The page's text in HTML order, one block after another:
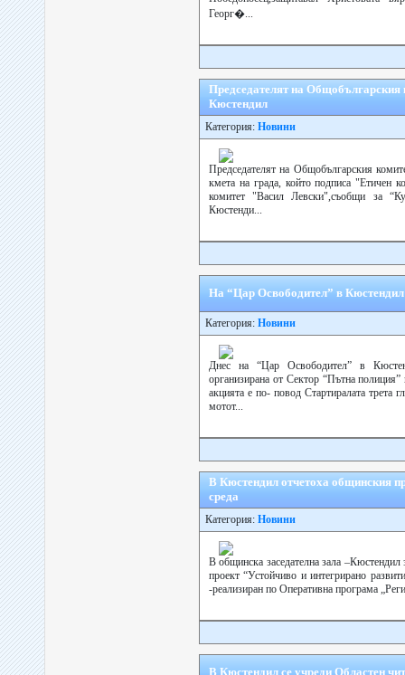
Георг�...
Председателят на Общобългарския
Кюстендил
Категория: Новини
Председателят на Общобългарския
кмета на града, който подписа "Етичен
комитет "Васил Левски",съобщи за
Кюстенди...
На “Цар Освободител” в Кюстендил
Категория: Новини
Днес на “Цар Освободител” в
организирана от Сектор “Пътна
акцията е по- повод Стартиралата трета
мотот...
В Кюстендил отчетоха общинския
среда
Категория: Новини
В общинска заседателна зала
проект “Устойчиво и интегрирано
-реализиран по Оперативна програма
В Кюстендил се учреди Областен